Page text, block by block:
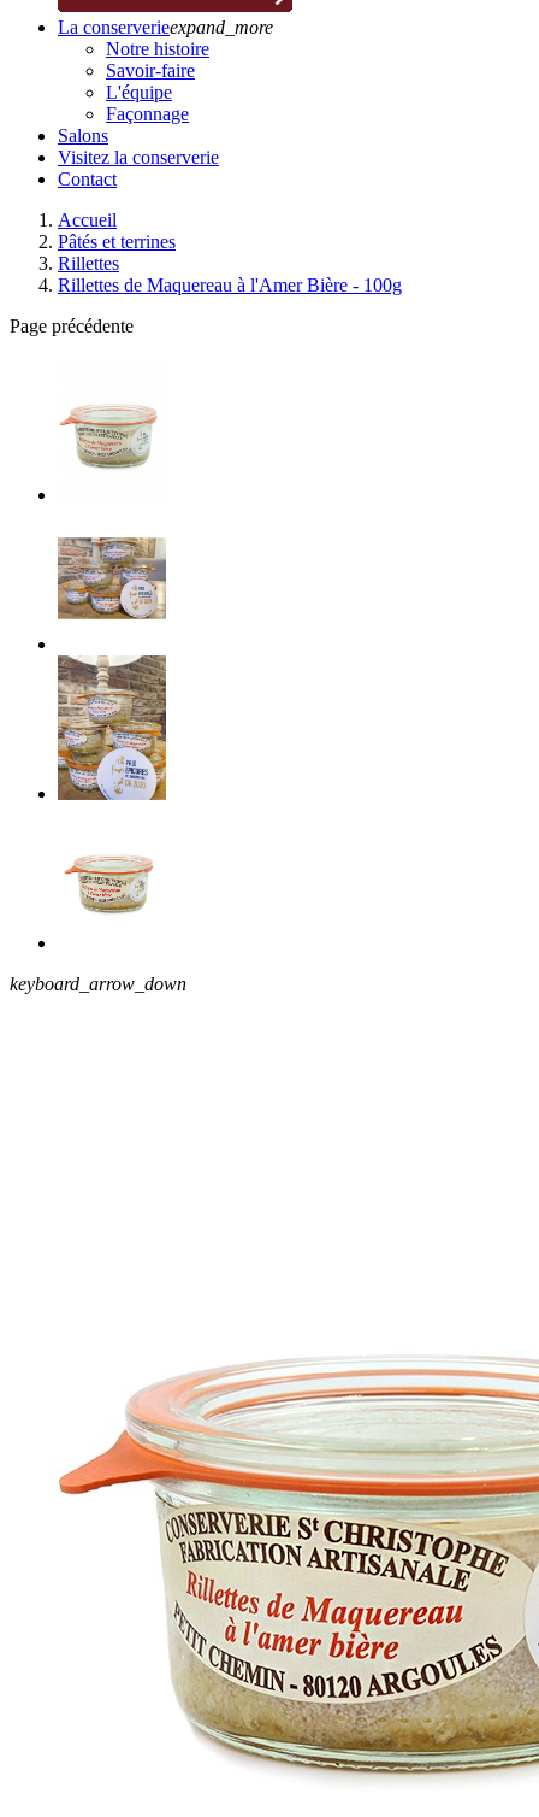
La conserverieexpand_more
Notre histoire
Savoir-faire
L'équipe
Façonnage
Salons
Visitez la conserverie
Contact
Accueil
Pâtés et terrines
Rillettes
Rillettes de Maquereau à l'Amer Bière - 100g
Page précédente
keyboard_arrow_down